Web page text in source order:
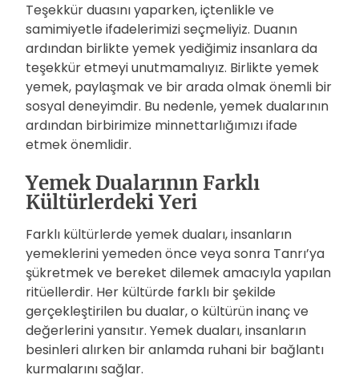
Teşekkür duasını yaparken, içtenlikle ve
samimiyetle ifadelerimizi seçmeliyiz. Duanın
ardından birlikte yemek yediğimiz insanlara da
teşekkür etmeyi unutmamalıyız. Birlikte yemek
yemek, paylaşmak ve bir arada olmak önemli bir
sosyal deneyimdir. Bu nedenle, yemek dualarının
ardından birbirimize minnettarlığımızı ifade
etmek önemlidir.
Yemek Dualarının Farklı
Kültürlerdeki Yeri
Farklı kültürlerde yemek duaları, insanların
yemeklerini yemeden önce veya sonra Tanrı’ya
şükretmek ve bereket dilemek amacıyla yapılan
ritüellerdir. Her kültürde farklı bir şekilde
gerçekleştirilen bu dualar, o kültürün inanç ve
değerlerini yansıtır. Yemek duaları, insanların
besinleri alırken bir anlamda ruhani bir bağlantı
kurmalarını sağlar.